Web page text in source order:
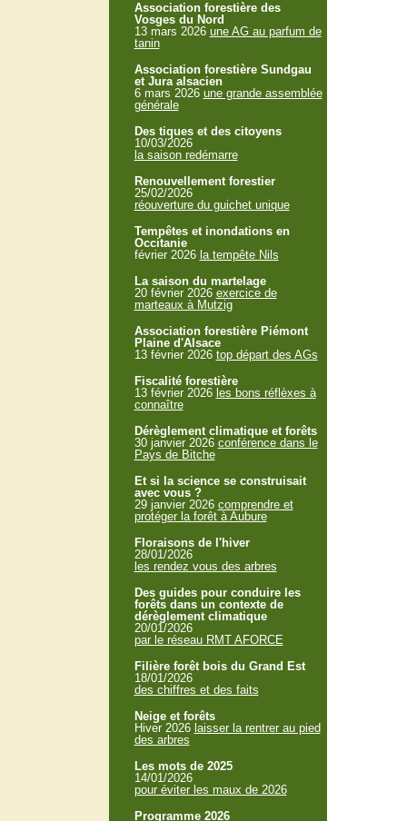
Association forestière des
Vosges du Nord
13 mars 2026 une AG au parfum de
tanin
Association forestière Sundgau
et Jura alsacien
6 mars 2026 une grande assemblée
générale
Des tiques et des citoyens
10/03/2026
la saison redémarre
Renouvellement forestier
25/02/2026
réouverture du guichet unique
Tempêtes et inondations en
Occitanie
février 2026 la tempête Nils
La saison du martelage
20 février 2026 exercice de
marteaux à Mutzig
Association forestière Piémont
Plaine d'Alsace
13 février 2026 top départ des AGs
Fiscalité forestière
13 février 2026 les bons réflèxes à
connaître
Dérèglement climatique et forêts
30 janvier 2026 conférence dans le
Pays de Bitche
Et si la science se construisait
avec vous ?
29 janvier 2026 comprendre et
protéger la forêt à Aubure
Floraisons de l'hiver
28/01/2026
les rendez vous des arbres
Des guides pour conduire les
forêts dans un contexte de
dérèglement climatique
20/01/2026
par le réseau RMT AFORCE
Filière forêt bois du Grand Est
18/01/2026
des chiffres et des faits
Neige et forêts
Hiver 2026 laisser la rentrer au pied
des arbres
Les mots de 2025
14/01/2026
pour éviter les maux de 2026
Programme 2026